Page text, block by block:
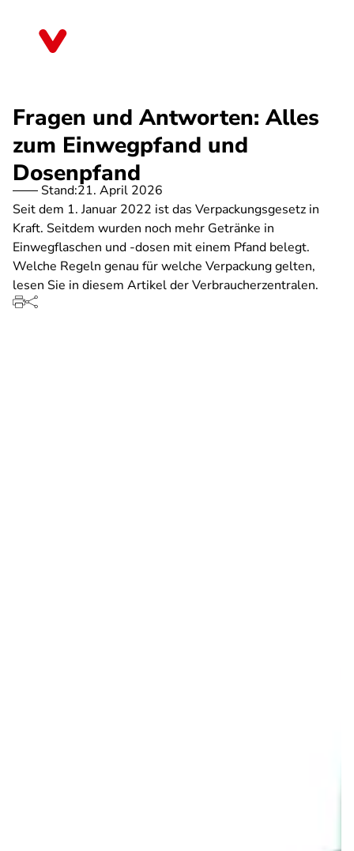
Fragen und Antworten: Alles
zum Einwegpfand und
Dosenpfand
Stand:21. April 2026
Seit dem 1. Januar 2022 ist das Verpackungsgesetz in
Kraft. Seitdem wurden noch mehr Getränke in
Einwegflaschen und -dosen mit einem Pfand belegt.
Welche Regeln genau für welche Verpackung gelten,
lesen Sie in diesem Artikel der Verbraucherzentralen.